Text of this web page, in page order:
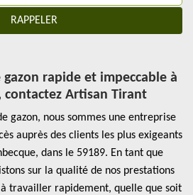
rapide et impeccable à
contactez Artisan Tirant
gazon, nous sommes une entreprise
auprès des clients les plus exigeants
dans le 59189. En tant que
sur la qualité de nos prestations
travailler rapidement, quelle que soit